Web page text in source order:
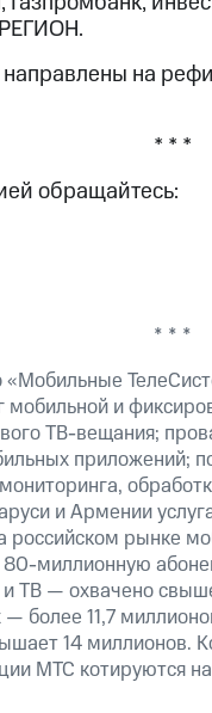
на
* * *
обращайтесь:
* * *
«Мобильные
мобильной и
ТВ-вещания;
приложений;
и Армении
российском рынке
миллионную
ТВ — охвачено
более 11,7
14 миллионов.
МТС котируются